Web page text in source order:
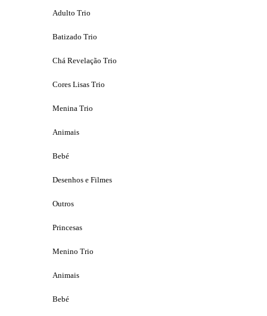
Adulto Trio
Batizado Trio
Chá Revelação Trio
Cores Lisas Trio
Menina Trio
Animais
Bebé
Desenhos e Filmes
Outros
Princesas
Menino Trio
Animais
Bebé